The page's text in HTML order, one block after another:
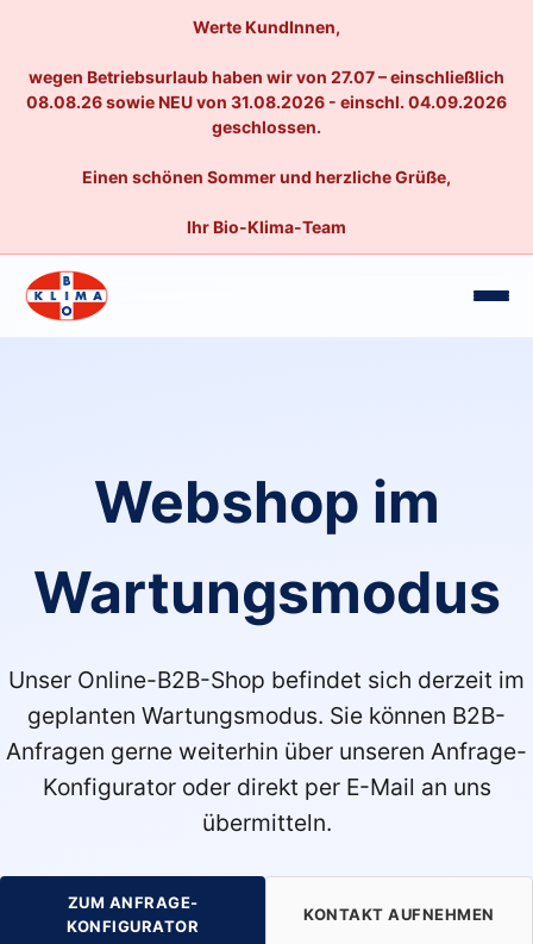
Werte KundInnen,
wegen Betriebsurlaub haben wir von 27.07 – einschließlich
08.08.26 sowie NEU von 31.08.2026 - einschl. 04.09.2026
geschlossen.
Einen schönen Sommer und herzliche Grüße,
Ihr Bio-Klima-Team
Webshop im
Wartungsmodus
Unser Online-B2B-Shop befindet sich derzeit im
geplanten Wartungsmodus. Sie können B2B-
Anfragen gerne weiterhin über unseren Anfrage-
Konfigurator oder direkt per E-Mail an uns
übermitteln.
ZUM ANFRAGE-
KONFIGURATOR
KONTAKT AUFNEHMEN